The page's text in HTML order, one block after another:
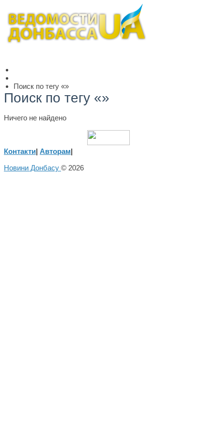
Поиск по тегу «»
Поиск по тегу «»
Ничего не найдено
Контакти| Авторам|
Новини Донбасу © 2026